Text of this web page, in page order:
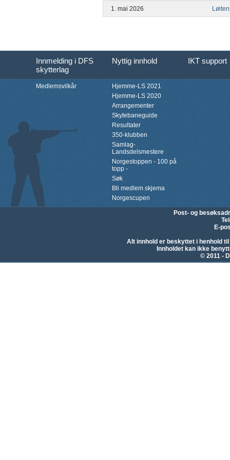
1. mai 2026
Innmelding i DFS
skytterlag
Nyttig innhold IKT support
Medlemsvilkår
Hjemme-LS 2021
Hjemme-LS 2020
Arrangementer
Skytebaneguide
Resultater
350-klubben
Samlag-
Landsdelsmestere
Norgestoppen - 100 på
topp -
Søk
Bli medlem skjema
Norgescupen
Post- og
E-
Alt innhold er beskyttet i henhold
Innholdet kan ikke
© 2011 -